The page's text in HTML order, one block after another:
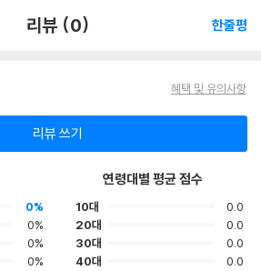
리뷰 (0) 한줄평
혜택 및 유의사항
리뷰 쓰기
0%
0%
0%
0%
연령대별 평균 점수
10대
0.0
20대
0.0
30대
0.0
40대
0.0